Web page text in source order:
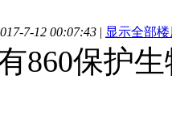
7-12 00:07:43 | 显示全部
860保护